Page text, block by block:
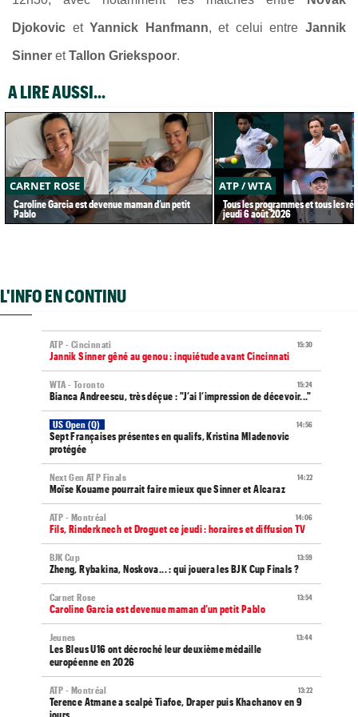
Djokovic etYannick Hanfmann, et celui entreJannik
Sinner etTallon Griekspoor.
A LIRE AUSSI...
CARNET ROSE
Caroline Garcia est devenue maman d’un petit
Pablo
ATP / WTA
Tous les programmes et tous les
jeudi 6 août 2026
L'INFO EN CONTINU
15:30
ATP - Cincinnati
Jannik Sinner gêné au genou : inquiétude avant Cincinnati
15:24
WTA - Toronto
Bianca Andreescu, très déçue : "J’ai l’impression de décevoir..."
14:56
US Open (Q)
Sept Françaises présentes en qualifs, Kristina Mladenovic
protégée
14:22
Next Gen ATP Finals
Moïse Kouame pourrait faire mieux que Sinner et Alcaraz
14:06
ATP - Montréal
Fils, Rinderknech et Droguet ce jeudi : horaires et diffusion TV
13:59
BJK Cup
Zheng, Rybakina, Noskova... : qui jouera les BJK Cup Finals ?
13:54
Carnet Rose
Caroline Garcia est devenue maman d’un petit Pablo
13:44
Jeunes
Les Bleus U16 ont décroché leur deuxième médaille
européenne en 2026
13:22
ATP - Montréal
Terence Atmane a scalpé Tiafoe, Draper puis Khachanov en 9